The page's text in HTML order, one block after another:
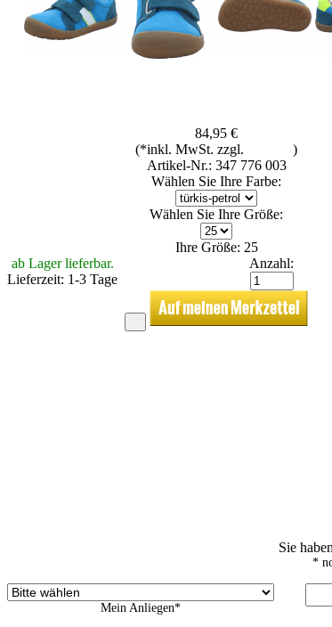
84,95 €
(*inkl. MwSt. zzgl.
)
Artikel-Nr.: 347 776 003
Wählen Sie Ihre Farbe:
Wählen Sie Ihre Größe:
Ihre Größe: 25
ab Lager lieferbar.
Lieferzeit: 1-3 Tage
Anzahl:
Sie
*
Mein Anliegen*